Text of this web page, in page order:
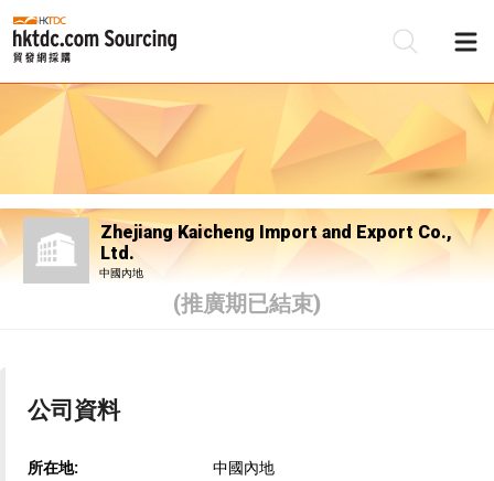
Zhejiang Kaicheng Import and Export Co.,
Ltd.
中國內地
(推廣期已結束)
公司資料
所在地: 中國內地